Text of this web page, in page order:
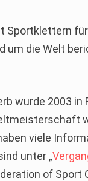
Sportklettern
um die Welt
wurde 2003
viele
unter „
of